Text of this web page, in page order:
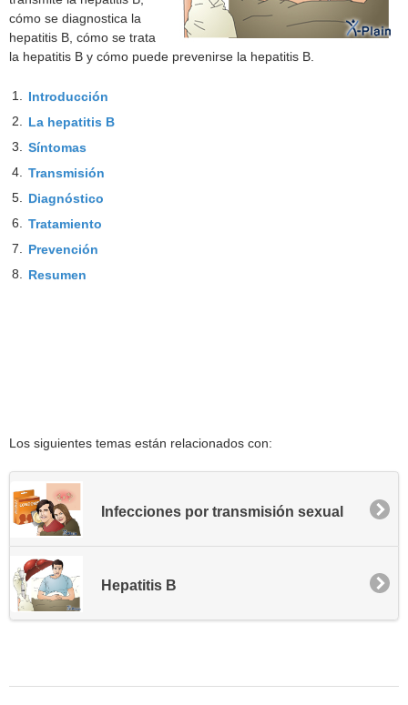
cómo se diagnostica la
hepatitis B, cómo se trata
la hepatitis B y cómo puede prevenirse la hepatitis B.
1. Introducción
2. La hepatitis B
3. Síntomas
4. Transmisión
5. Diagnóstico
6. Tratamiento
7. Prevención
8. Resumen
Los siguientes temas están relacionados con:
Infecciones por transmisión sexual
Hepatitis B